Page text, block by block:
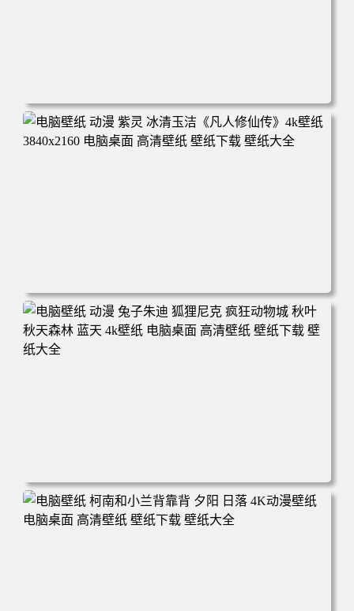
电脑壁纸 动漫 凡人修仙传 韩立 结婴 4k壁纸 3840x2160 电
脑桌面 高清壁纸 壁纸下载 壁纸大全
电脑壁纸 动漫 紫灵 冰清玉洁《凡人修仙传》4k壁纸 3840x2
160 电脑桌面 高清壁纸 壁纸下载 壁纸大全
电脑壁纸 动漫 兔子朱迪 狐狸尼克 疯狂动物城 秋叶 秋天森
林 蓝天 4k壁纸 电脑桌面 高清壁纸 壁纸下载 壁纸大全